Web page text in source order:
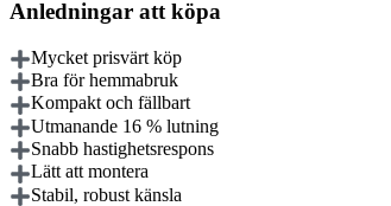
Anledningar att köpa
Mycket prisvärt köp
Bra för hemmabruk
Kompakt och fällbart
Utmanande 16 % lutning
Snabb hastighetsrespons
Lätt att montera
Stabil, robust känsla